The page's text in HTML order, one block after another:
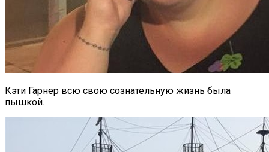
Кэти Гарнер всю свою сознательную жизнь была
пышкой.